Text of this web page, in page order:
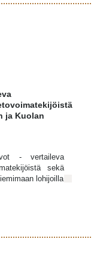
ja Kuolan
- vertaileva
sekä
lohijoilla